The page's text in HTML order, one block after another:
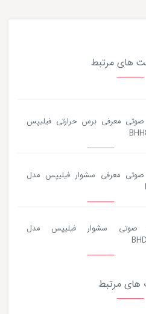
های مرتبط
معرفی برس حرارتی فیلیپس
معرفی سشوار فیلیپس مدل
صوتی سشوار فیلیپس مدل
های مرتبط